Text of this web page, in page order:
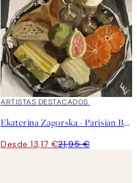
40%*
ARTISTAS DESTACADOS
Ekaterina Zagorska - Parisian Breakfast Poster
Desde 13,17 €21,95 €